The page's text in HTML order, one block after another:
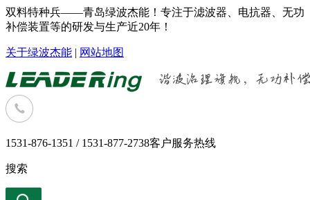
双料特种兵——青岛绿波杰能！专注于滤波器、电抗器、无功
补偿装置等的研发与生产近20年！
关于绿波杰能 | 网站地图
1531-876-1351 / 1531-877-2738客户服务热线
搜索